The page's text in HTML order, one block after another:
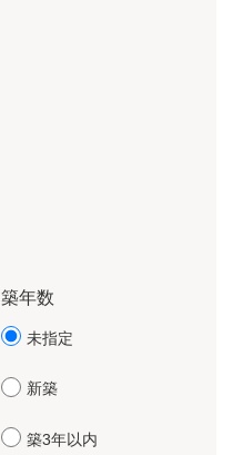
築年数
未指定
新築
築3年以内